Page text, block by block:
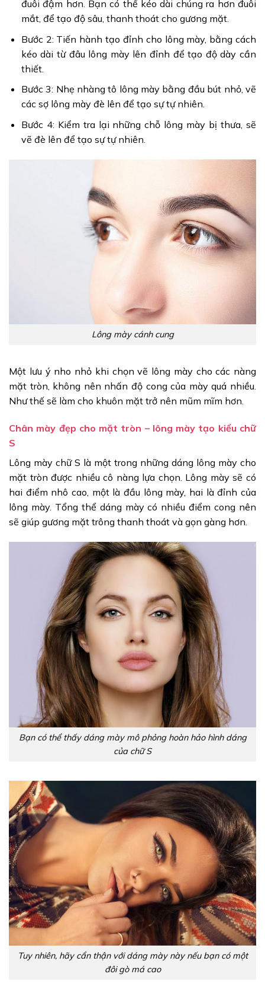
đuôi đậm hơn. Bạn có thể kéo dài chúng ra hơn đuôi
mắt, để tạo độ sâu, thanh thoát cho gương mặt.
Bước 2: Tiến hành tạo đỉnh cho lông mày, bằng cách
kéo dài từ đâu lông mày lên đỉnh để tạo độ dày cần
thiết.
Bước 3: Nhẹ nhàng tô lông mày bằng đầu bút nhỏ, vẽ
các sợ lông mày đè lên để tạo sự tự nhiên.
Bước 4: Kiểm tra lại những chỗ lông mày bị thưa, sẽ
vẽ đè lên để tạo sự tự nhiên.
Lông mày cánh cung
Một lưu ý nho nhỏ khi chọn vẽ lông mày cho các nàng
mặt tròn, không nên nhấn độ cong của mày quá nhiều.
Như thế sẽ làm cho khuôn mặt trở nên mũm mĩm hơn.
Chân mày đẹp cho mặt tròn – lông mày tạo kiểu chữ
S
Lông mày chữ S là một trong những dáng lông mày cho
mặt tròn được nhiều cô nàng lựa chọn. Lông mày sẽ có
hai điểm nhô cao, một là đầu lông mày, hai là đỉnh của
lông mày. Tổng thể dáng mày có nhiều điểm cong nên
sẽ giúp gương mặt trông thanh thoát và gọn gàng hơn.
Bạn có thể thấy dáng mày mô phỏng hoàn hảo hình dáng
của chữ S
Tuy nhiên, hãy cẩn thận với dáng mày này nếu bạn có một
đôi gò má cao